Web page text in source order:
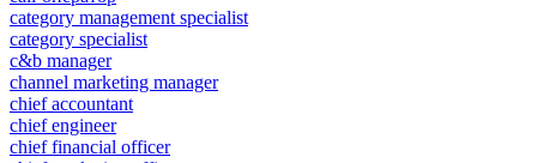
category management specialist
category specialist
c&b manager
channel marketing manager
chief accountant
chief engineer
chief financial officer